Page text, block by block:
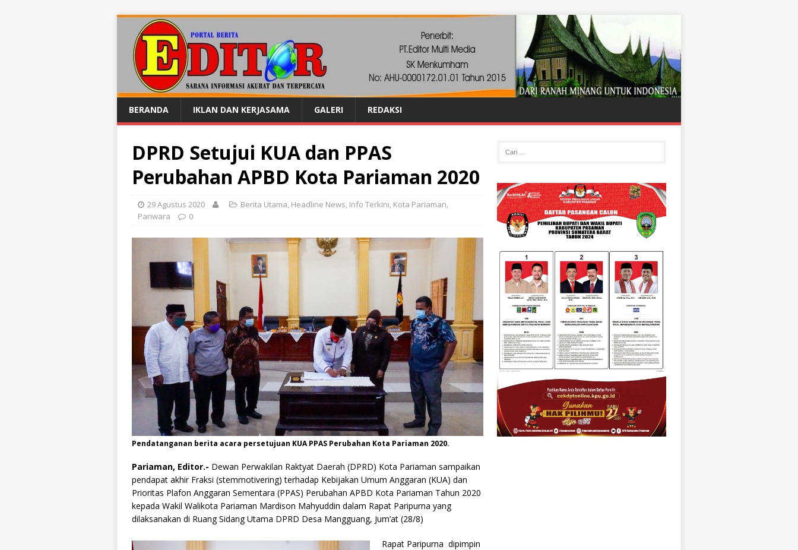
BERANDA IKLAN DAN KERJASAMA GALERI REDAKSI
DPRD Setujui KUA dan PPAS
Perubahan APBD Kota Pariaman 2020
29 Agustus 2020 Berita Utama, Headline News, Info Terkini, Kota Pariaman,
Pariwara
0
Pendatanganan berita acara persetujuan KUA PPAS Perubahan Kota Pariaman 2020.
Pariaman, Editor.- Dewan Perwakilan Raktyat Daerah (DPRD) Kota Pariaman sampaikan
pendapat akhir Fraksi (stemmotivering) terhadap Kebijakan Umum Anggaran (KUA) dan
Prioritas Plafon Anggaran Sementara (PPAS) Perubahan APBD Kota Pariaman Tahun 2020
kepada Wakil Walikota Pariaman Mardison Mahyuddin dalam Rapat Paripurna yang
dilaksanakan di Ruang Sidang Utama DPRD Desa Mangguang, Jum’at (28/8)
Rapat Paripurna dipimpin